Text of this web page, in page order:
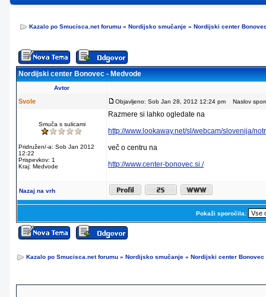
Kazalo po Smucisca.net forumu » Nordijsko smučanje » Nordijski center
Nordijski center Bonovec - Medvode
Avtor
Svole Objavljeno: Sob Jan 28, 2012 12:24 pm Naslov
Smuča s sulicami
Pridružen/-a: Sob Jan 2012
12:22
Prispevkov: 1
Kraj: Medvode
Razmere si lahko ogledate na
http://www.lookaway.net/sl/webcam/slovenija/
več o centru na
http://www.center-bonovec.si./
Nazaj na vrh
Pokaži sporočila:
Kazalo po Smucisca.net forumu » Nordijsko smučanje » Nordijski center Bonovec